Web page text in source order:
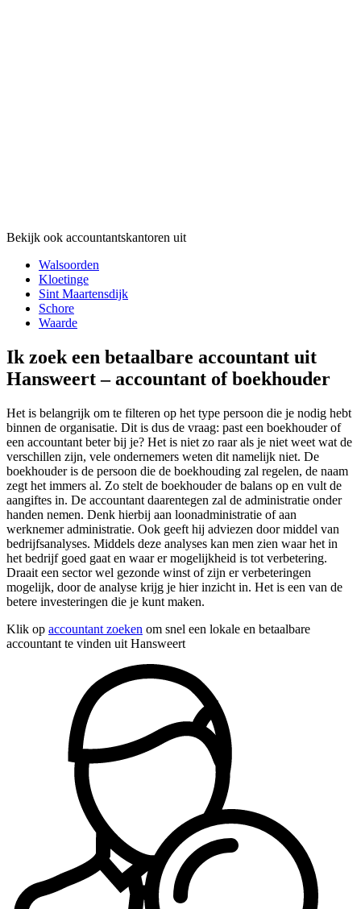
Bekijk ook accountantskantoren uit
Walsoorden
Kloetinge
Sint Maartensdijk
Schore
Waarde
Ik zoek een betaalbare accountant uit
Hansweert – accountant of boekhouder
Het is belangrijk om te filteren op het type persoon die je nodig hebt
binnen de organisatie. Dit is dus de vraag: past een boekhouder of
een accountant beter bij je? Het is niet zo raar als je niet weet wat de
verschillen zijn, vele ondernemers weten dit namelijk niet. De
boekhouder is de persoon die de boekhouding zal regelen, de naam
zegt het immers al. Zo stelt de boekhouder de balans op en vult de
aangiftes in. De accountant daarentegen zal de administratie onder
handen nemen. Denk hierbij aan loonadministratie of aan
werknemer administratie. Ook geeft hij adviezen door middel van
bedrijfsanalyses. Middels deze analyses kan men zien waar het in
het bedrijf goed gaat en waar er mogelijkheid is tot verbetering.
Draait een sector wel gezonde winst of zijn er verbeteringen
mogelijk, door de analyse krijg je hier inzicht in. Het is een van de
betere investeringen die je kunt maken.
Klik op accountant zoeken om snel een lokale en betaalbare
accountant te vinden uit Hansweert